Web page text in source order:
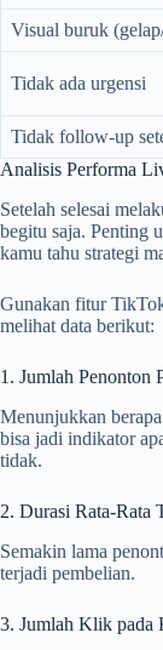
Visual buruk
Tidak ada urgensi
Tidak follow-up
Analisis Performa
Setelah selesai
begitu saja. Penting
kamu tahu strategi
Gunakan fitur
melihat data berikut:
1. Jumlah Penonton
Menunjukkan
bisa jadi indikator
tidak.
2. Durasi Rata-Rata
Semakin lama
terjadi pembelian.
3. Jumlah Klik pada